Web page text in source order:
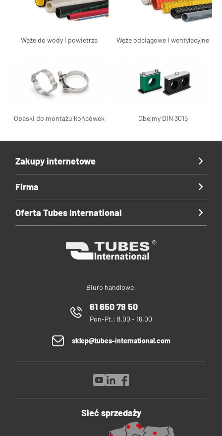
Węże do wody i powietrza Węże odciągowe i wentylacyjne
Opaski do montażu końcówek Obejmy DIN 3015
Biuro handlowe:
61 650 79 50
Pon-Pt.: 8.00 - 16.00
sklep@tubes-international.com
Zakupy internetowe
Firma
Oferta Tubes International
Sieć sprzedaży